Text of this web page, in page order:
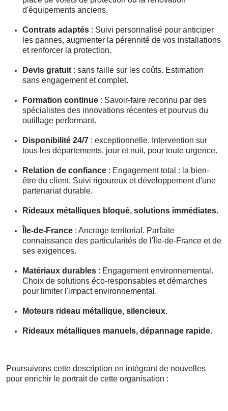
d'équipements anciens.
Contrats adaptés : Suivi personnalisé pour anticiper
les pannes, augmenter la pérennité de vos installations
et renforcer la protection.
Devis gratuit : sans faille sur les coûts. Estimation
sans engagement et complet.
Formation continue : Savoir-faire reconnu par des
spécialistes des innovations récentes et pourvus du
outillage performant.
Disponibilité 24/7 : exceptionnelle. Intervention sur
tous les départements, jour et nuit, pour toute urgence.
Relation de confiance : Engagement total : la bien-
être du client. Suivi rigoureux et développement d'une
partenariat durable.
Rideaux métalliques bloqué, solutions immédiates.
Île-de-France : Ancrage territorial. Parfaite
connaissance des particularités de l'Île-de-France et de
ses exigences.
Matériaux durables : Engagement environnemental.
Choix de solutions éco-responsables et démarches
pour limiter l'impact environnemental.
Moteurs rideau métallique, silencieux.
Rideaux métalliques manuels, dépannage rapide.
Poursuivons cette description en intégrant de nouvelles
pour enrichir le portrait de cette organisation :